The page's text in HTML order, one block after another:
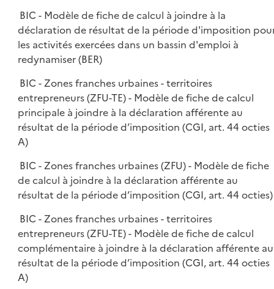
BIC - Modèle de fiche de calcul à joindre à la
déclaration de résultat de la période d'imposition
les activités exercées dans un bassin d'emploi à
redynamiser (BER)
BIC - Zones franches urbaines - territoires
entrepreneurs (ZFU-TE) - Modèle de fiche de calcul
principale à joindre à la déclaration afférente au
résultat de la période d’imposition (CGI, art. 44 octies
A)
BIC - Zones franches urbaines (ZFU) - Modèle de fiche
de calcul à joindre à la déclaration afférente au
résultat de la période d’imposition (CGI, art. 44 octies)
BIC - Zones franches urbaines - territoires
entrepreneurs (ZFU-TE) - Modèle de fiche de calcul
complémentaire à joindre à la déclaration afférente au
résultat de la période d’imposition (CGI, art. 44 octies
A)